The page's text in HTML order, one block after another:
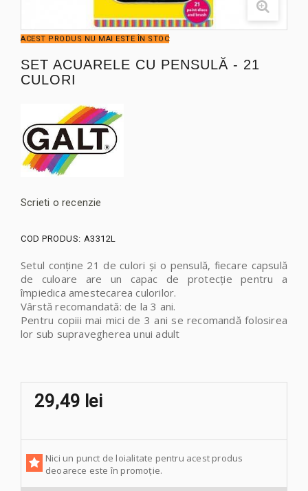
ACEST PRODUS NU MAI ESTE ÎN STOC
SET ACUARELE CU PENSULĂ - 21
CULORI
Scrieti o recenzie
COD PRODUS: A3312L
Setul conține 21 de culori și o pensulă, fiecare capsulă
de culoare are un capac de protecție pentru a
împiedica amestecarea culorilor.
Vârstă recomandată: de la 3 ani.
Pentru copiii mai mici de 3 ani se recomandăfolosirea
lor sub supravegherea unui adult
29,49 lei
Nici un punct de loialitate pentru acest produs
deoarece este în promoție.